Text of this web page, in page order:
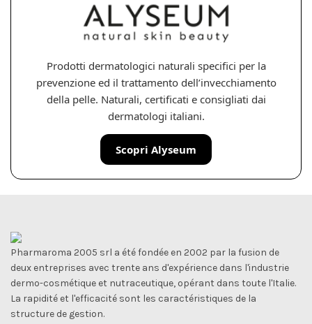
Prodotti dermatologici naturali specifici per la
prevenzione ed il trattamento dell’invecchiamento
della pelle. Naturali, certificati e consigliati dai
dermatologi italiani.
Scopri Alyseum
Pharmaroma 2005 srl a été fondée en 2002 par la fusion de
deux entreprises avec trente ans d'expérience dans l'industrie
dermo-cosmétique et nutraceutique, opérant dans toute l'Italie.
La rapidité et l'efficacité sont les caractéristiques de la
structure de gestion.